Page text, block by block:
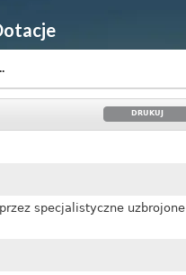
DRUKUJ
specjalistyczne uzbrojone